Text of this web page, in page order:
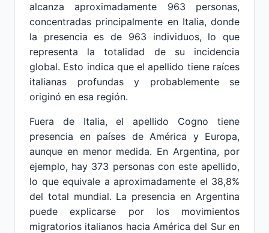
alcanza aproximadamente 963 personas,
concentradas principalmente en Italia, donde
la presencia es de 963 individuos, lo que
representa la totalidad de su incidencia
global. Esto indica que el apellido tiene raíces
italianas profundas y probablemente se
originó en esa región.
Fuera de Italia, el apellido Cogno tiene
presencia en países de América y Europa,
aunque en menor medida. En Argentina, por
ejemplo, hay 373 personas con este apellido,
lo que equivale a aproximadamente el 38,8%
del total mundial. La presencia en Argentina
puede explicarse por los movimientos
migratorios italianos hacia América del Sur en